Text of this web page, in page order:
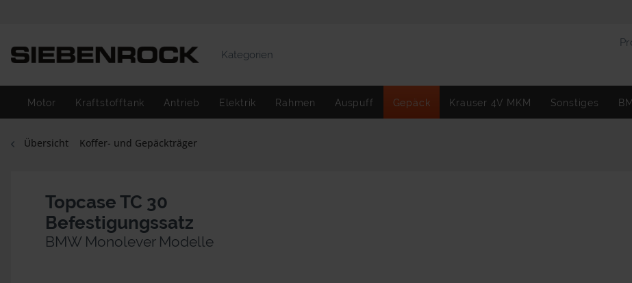
Kategorien
Motor Kraftstofftank Antrieb Elektrik Rahmen Auspuff Gepäck Krauser 4V MKM Sonstiges
Übersicht Koffer- und Gepäckträger
Topcase TC 30
Befestigungssatz
BMW Monolever Modelle